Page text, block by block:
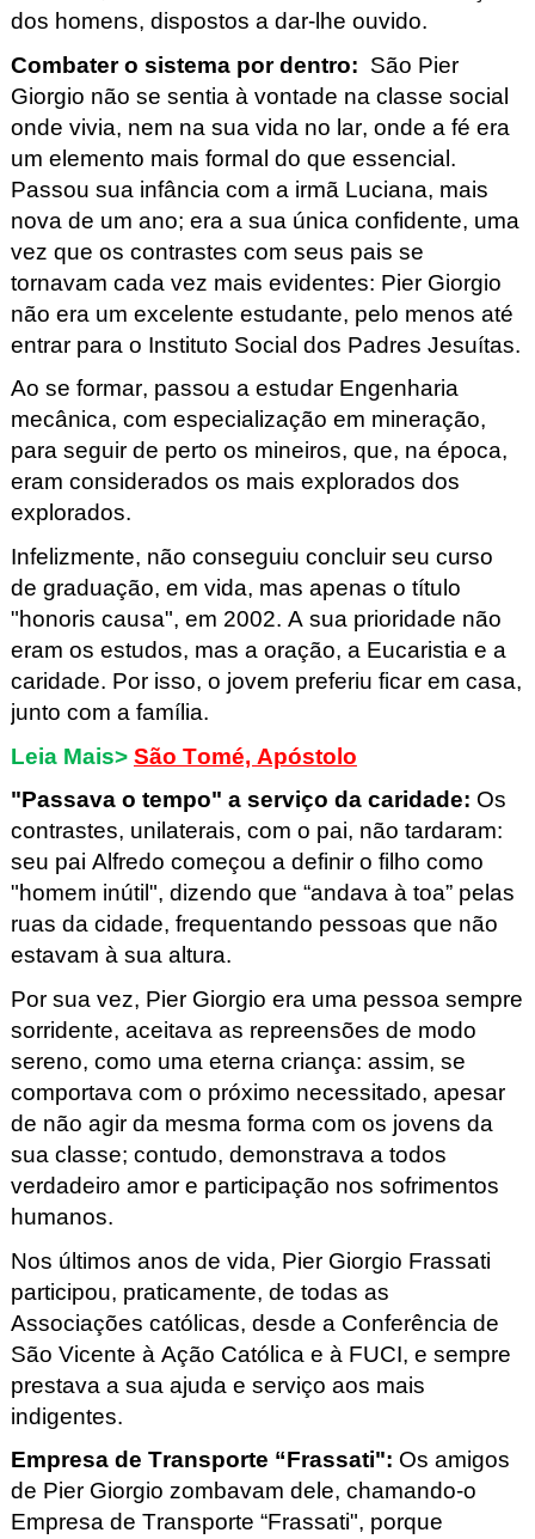
dos homens, dispostos a dar-lhe ouvido.
Combater o sistema por dentro: São Pier
Giorgio não se sentia à vontade na classe social
onde vivia, nem na sua vida no lar, onde a fé era
um elemento mais formal do que essencial.
Passou sua infância com a irmã Luciana, mais
nova de um ano; era a sua única confidente, uma
vez que os contrastes com seus pais se
tornavam cada vez mais evidentes: Pier Giorgio
não era um excelente estudante, pelo menos até
entrar para o Instituto Social dos Padres Jesuítas.
Ao se formar, passou a estudar Engenharia
mecânica, com especialização em mineração,
para seguir de perto os mineiros, que, na época,
eram considerados os mais explorados dos
explorados.
Infelizmente, não conseguiu concluir seu curso
de graduação, em vida, mas apenas o título
"honoris causa", em 2002. A sua prioridade não
eram os estudos, mas a oração, a Eucaristia e a
caridade. Por isso, o jovem preferiu ficar em casa,
junto com a família.
Leia Mais> São Tomé, Apóstolo
"Passava o tempo" a serviço da caridade: Os
contrastes, unilaterais, com o pai, não tardaram:
seu pai Alfredo começou a definir o filho como
"homem inútil", dizendo que “andava à toa” pelas
ruas da cidade, frequentando pessoas que não
estavam à sua altura.
Por sua vez, Pier Giorgio era uma pessoa sempre
sorridente, aceitava as repreensões de modo
sereno, como uma eterna criança: assim, se
comportava com o próximo necessitado, apesar
de não agir da mesma forma com os jovens da
sua classe; contudo, demonstrava a todos
verdadeiro amor e participação nos sofrimentos
humanos.
Nos últimos anos de vida, Pier Giorgio Frassati
participou, praticamente, de todas as
Associações católicas, desde a Conferência de
São Vicente à Ação Católica e à FUCI, e sempre
prestava a sua ajuda e serviço aos mais
indigentes.
Empresa de Transporte “Frassati": Os amigos
de Pier Giorgio zombavam dele, chamando-o
Empresa de Transporte “Frassati", porque